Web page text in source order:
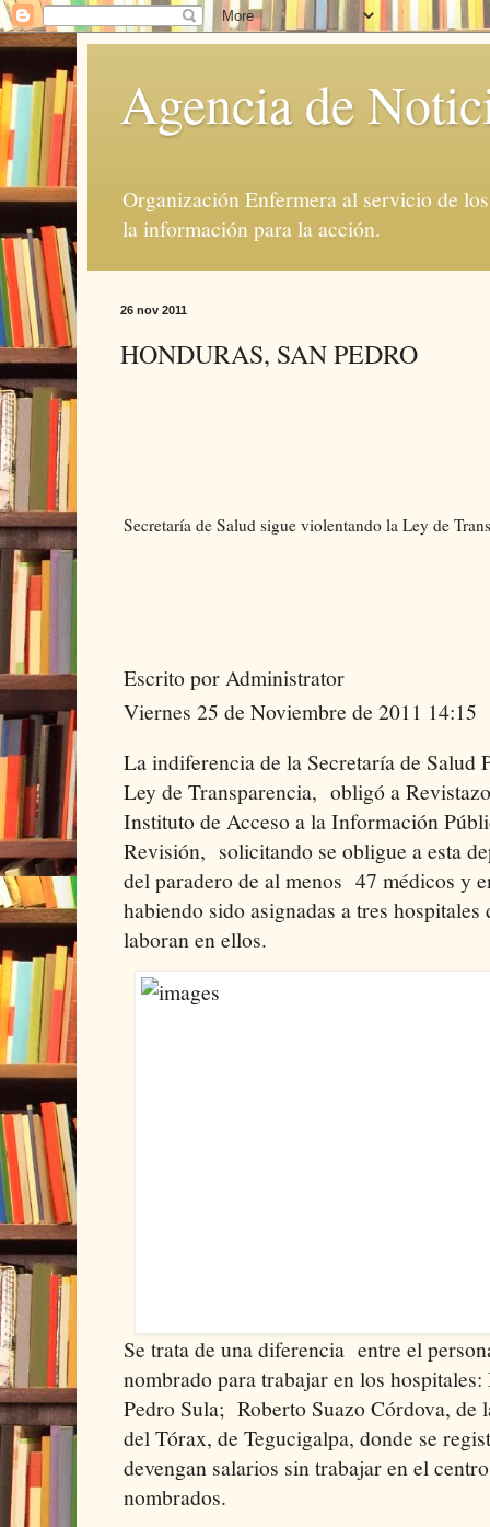
Agencia de
Organización Enfermera al servicio de
la información para la acción.
26 nov 2011
HONDURAS, SAN PEDRO
Secretaría de Salud sigue violentando la Ley de
Escrito por Administrator
Viernes 25 de Noviembre de 2011 14:15
La indiferencia de la Secretaría de
Ley de Transparencia, obligó a
Instituto de Acceso a la Información
Revisión, solicitando se obligue a esta
del paradero de al menos 47 médicos y
habiendo sido asignadas a tres
laboran en ellos.
Se trata de una diferencia entre el
nombrado para trabajar en los
Pedro Sula; Roberto Suazo Córdova, de
del Tórax, de Tegucigalpa, donde se
devengan salarios sin trabajar en el
nombrados.